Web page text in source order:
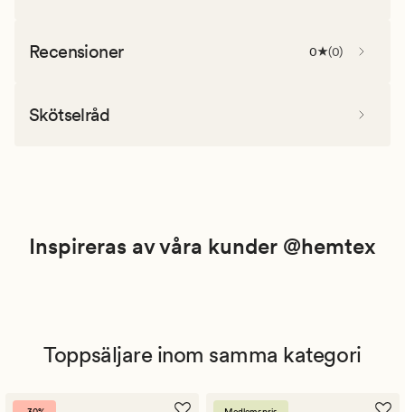
Recensioner 0 (0)
Skötselråd
Inspireras av våra kunder @hemtex
Toppsäljare inom samma kategori